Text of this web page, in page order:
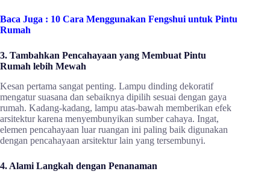
Baca Juga : 10 Cara Menggunakan Fengshui untuk Pintu
Rumah
3. Tambahkan Pencahayaan yang Membuat Pintu
Rumah lebih Mewah
Kesan pertama sangat penting. Lampu dinding dekoratif
mengatur suasana dan sebaiknya dipilih sesuai dengan gaya
rumah. Kadang-kadang, lampu atas-bawah memberikan efek
arsitektur karena menyembunyikan sumber cahaya. Ingat,
elemen pencahayaan luar ruangan ini paling baik digunakan
dengan pencahayaan arsitektur lain yang tersembunyi.
4. Alami Langkah dengan Penanaman